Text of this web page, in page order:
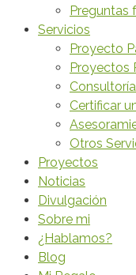
Preguntas
Servicios
Proyecto
Proyectos
Certificar
Otros
Proyectos
Noticias
Divulgación
Sobre mi
¿Hablamos?
Blog